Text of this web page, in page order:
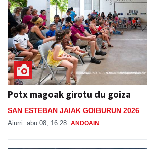
Potx magoak girotu du goiza
SAN ESTEBAN JAIAK GOIBURUN 2026
Aiurri abu 08, 16:28 ANDOAIN